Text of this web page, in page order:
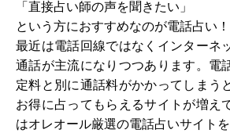
「直接占い師の声を聞きたい」
という方におすすめなのが電話占い！
最近は電話回線ではなくインターネ
通話が主流になりつつあります。電
定料と別に通話料がかかってしまう
お得に占ってもらえるサイトが増え
はオレオール厳選の電話占いサイトを